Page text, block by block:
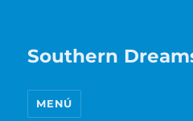
Southern
MENÚ